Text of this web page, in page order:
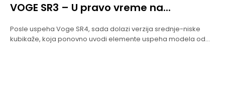
VOGE SR3 – U pravo vreme na...
Posle uspeha Voge SR4, sada dolazi verzija srednje-niske
kubikaže, koja ponovno uvodi elemente uspeha modela od...